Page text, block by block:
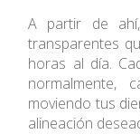
A partir de
transparentes
horas al día.
moviendo tus
alineación